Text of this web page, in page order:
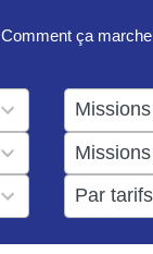
Comment ça
result
available
result
available
results
available